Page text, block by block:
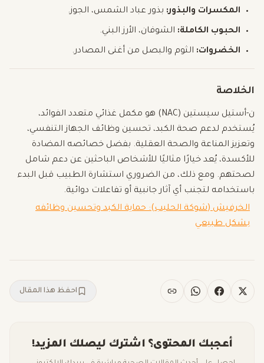
المكسرات والبذور: بذور عباد الشمس، الجوز.
الحبوب الكاملة: الشوفان، الأرز البني.
الخضروات: الثوم والبصل من أغنى المصادر.
الخلاصة
ن-أستيل سيستين (NAC) هو مكمل غذائي متعدد الفوائد،
يُستخدم لدعم صحة الكبد، تحسين وظائف الجهاز التنفسي،
وتعزيز المناعة والصحة العقلية. بفضل خصائصه المضادة
للأكسدة، يُعد خيارًا مثاليًا للأشخاص الباحثين عن دعم شامل
لصحتهم. ومع ذلك، من الضروري استشارة الطبيب قبل البدء
باستخدامه لتجنب أي آثار جانبية أو تفاعلات دوائية.
الخرفيش (شوكة الحليب): حماية الكبد وتحسين وظائفه
بشكل طبيعي
احفظ هذا المقال
أعجبك المحتوى؟ اشترك ليصلك المزيد!